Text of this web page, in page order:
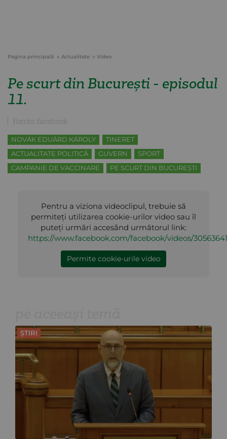
Pagina principală Actualitate Video
Pe scurt din București - episodul
11.
Forrás: facebook
NOVÁK EDUÁRD KÁROLY
TINERET
ACTUALITATE POLITICĂ
GUVERN
SPORT
CAMPANIE DE VACCINARE
PE SCURT DIN BUCUREȘTI
Pentru a viziona videoclipul, trebuie să
permiteți utilizarea cookie-urilor video sau îl
puteți urmări accesând următorul link:
https://www.facebook.com/facebook/videos/
Permite cookie-urile video
ȘTIRI